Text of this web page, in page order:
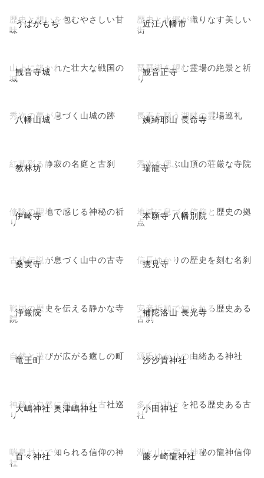
うばがもち
歴史と想いを包むやさしい甘
味
近江八幡市
歴史と水郷が織りなす美しい
街
観音寺城
山上に築かれた壮大な戦国の
城
観音正寺
琵琶湖を望む霊場の絶景と祈
り
八幡山城
秀次の夢が息づく山城の跡 姨綺耶山 長命寺
長寿を願う湖畔の霊場巡礼
教林坊
紅葉彩る静寂の名庭と古刹 瑞龍寺
秀次を偲ぶ山頂の荘厳な寺院
伊崎寺
修験の聖地で感じる神秘の祈
り
本願寺 八幡別院
地域に息づく信仰と歴史の拠
点
桑実寺
古代伝説が息づく山中の古寺 摠見寺
信長ゆかりの歴史を刻む名刹
浄厳院
戦国の歴史を伝える静かな寺
院
補陀洛山 長光寺
安産祈願で知られる歴史ある
古刹
竜王町
自然と遊びが広がる癒しの町 沙沙貴神社
源氏ゆかりの由緒ある神社
大嶋神社 奥津嶋神社
神秘と自然に包まれた古社巡
り
小田神社
多くの神々を祀る歴史ある古
社
百々神社
喘息封じで知られる信仰の神
社
藤ヶ崎龍神社
湖と山に宿る神秘の龍神信仰